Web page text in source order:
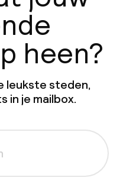
heen?
leukste steden,
in je mailbox.